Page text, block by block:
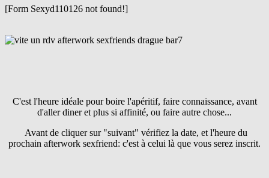
[Form Sexyd110126 not found!]
C'est l'heure idéale pour boire l'apéritif, faire connaissance, avant
d'aller diner et plus si affinité, ou faire autre chose...
Avant de cliquer sur "suivant" vérifiez la date, et l'heure du
prochain afterwork sexfriend: c'est à celui là que vous serez inscrit.